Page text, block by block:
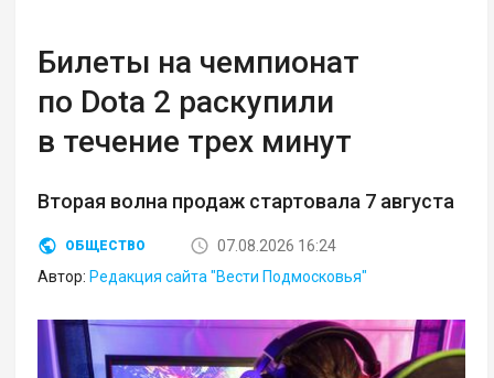
Билеты на чемпионат
по Dota 2 раскупили
в течение трех минут
Вторая волна продаж стартовала 7 августа
ОБЩЕСТВО
07.08.2026 16:24
Автор: Редакция сайта "Вести Подмосковья"